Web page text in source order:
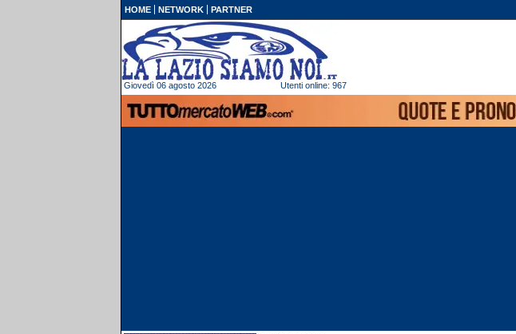
HOME NETWORK PARTNER
Giovedì 06 agosto 2026 Utenti online: 967